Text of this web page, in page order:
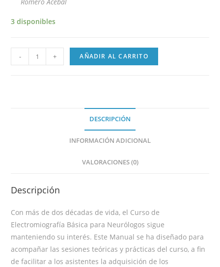
3 disponibles
- + AÑADIR AL CARRITO
DESCRIPCIÓN
INFORMACIÓN ADICIONAL
VALORACIONES (0)
Descripción
Con más de dos décadas de vida, el Curso de
Electromiografía Básica para Neurólogos sigue
manteniendo su interés. Este Manual se ha diseñado para
acompañar las sesiones teóricas y prácticas del curso, a fin
de facilitar a los asistentes la adquisición de los